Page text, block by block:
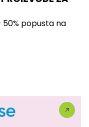
popusta na